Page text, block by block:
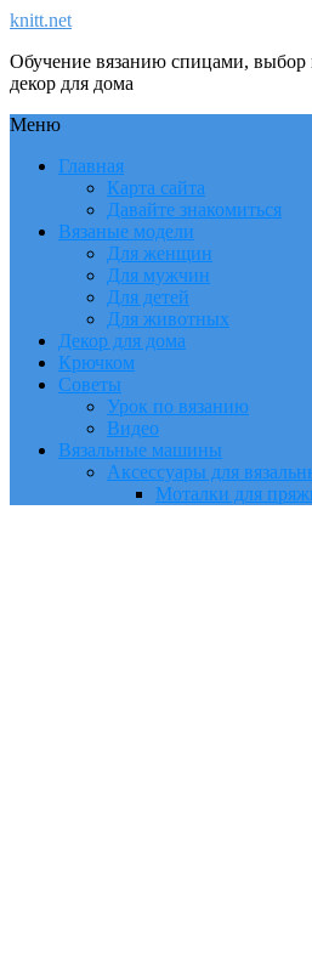
knitt.net
Обучение вязанию спицами, выбор
декор для дома
Меню
Главная
Карта сайта
Давайте знакомиться
Вязаные модели
Для женщин
Для мужчин
Для детей
Для животных
Декор для дома
Крючком
Советы
Урок по вязанию
Видео
Вязальные машины
Аксессуары для
Моталки для